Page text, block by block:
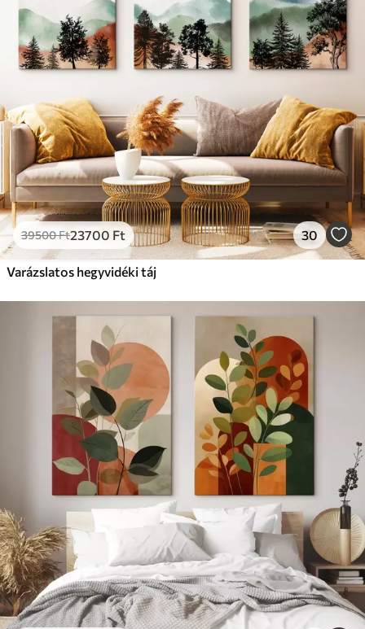
Prémium
Tól19750Ft
✓
✓ Fakulásálló
✓Biztonságos, szagtalan tinta
✓Vászonhatású felület
✗Környezetbarát anyag
Eco-Prémium
Tól24810Ft
✓Élénk, gazdag színek
✓Fakulásálló
Környezetbarát anyag
39500Ft23700 Ft 30
Varázslatos hegyvidéki táj